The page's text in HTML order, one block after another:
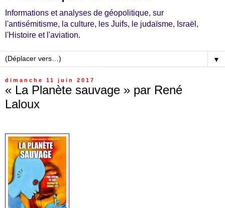
Informations et analyses de géopolitique, sur
l'antisémitisme, la culture, les Juifs, le judaïsme, Israël,
l'Histoire et l'aviation.
▼
dimanche 11 juin 2017
« La Planète sauvage » par René
Laloux